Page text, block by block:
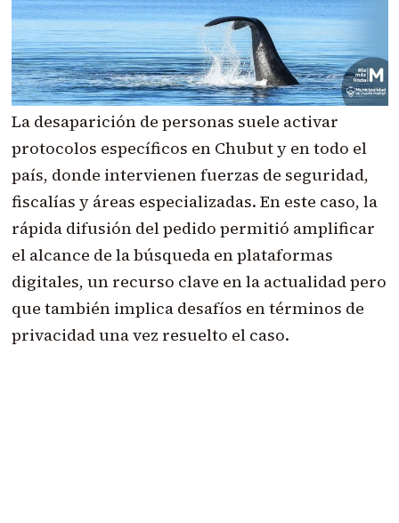
La desaparición de personas suele activar
protocolos específicos en Chubut y en todo el
país, donde intervienen fuerzas de seguridad,
fiscalías y áreas especializadas. En este caso, la
rápida difusión del pedido permitió amplificar
el alcance de la búsqueda en plataformas
digitales, un recurso clave en la actualidad pero
que también implica desafíos en términos de
privacidad una vez resuelto el caso.